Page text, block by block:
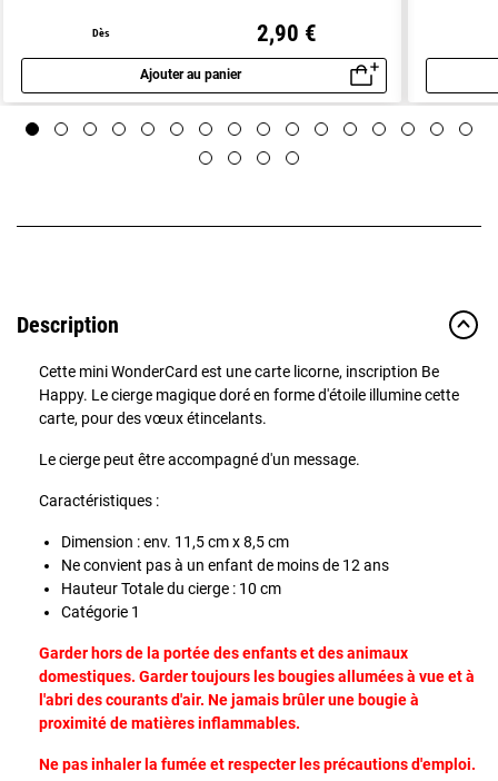
Dès 2,90 €
Ajouter au panier
Aperçu rapide
Description
Cette mini WonderCard est une carte licorne, inscription Be
Happy. Le cierge magique doré en forme d'étoile illumine cette
carte, pour des vœux étincelants.
Le cierge peut être accompagné d'un message.
Caractéristiques :
Dimension : env. 11,5 cm x 8,5 cm
Ne convient pas à un enfant de moins de 12 ans
Hauteur Totale du cierge : 10 cm
Catégorie 1
Garder hors de la portée des enfants et des animaux
domestiques. Garder toujours les bougies allumées à vue et à
l'abri des courants d'air. Ne jamais brûler une bougie à
proximité de matières inflammables.
Ne pas inhaler la fumée et respecter les précautions d'emploi.